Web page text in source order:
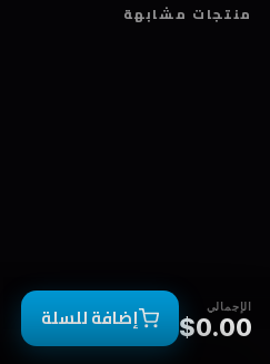
منتجات مشابهة
الإجمالي
$0.00 إضافة للسلة